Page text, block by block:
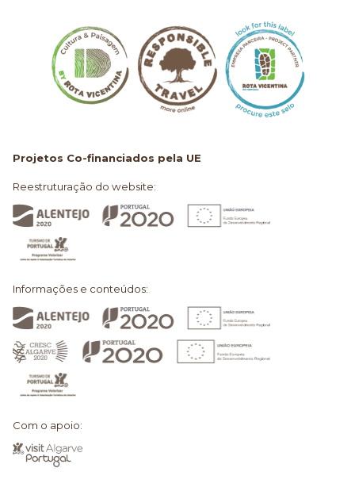
Projetos Co-financiados pela UE
Reestruturação do website:
Informações e conteúdos:
Com o apoio: